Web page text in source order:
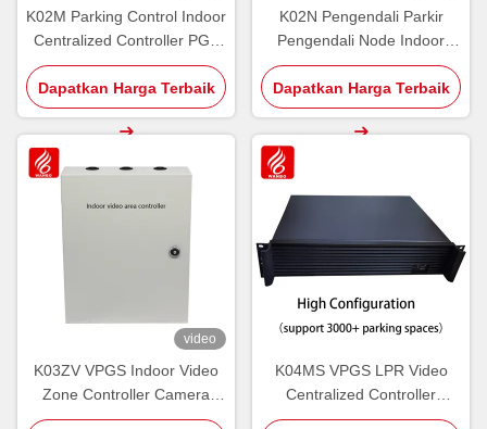
K02M Parking Control Indoor
Centralized Controller PGS
Core RS485 CAN Bus
Ultrasonik
Dapatkan Harga Terbaik
K02N Pengendali Parkir
Pengendali Node Indoor
PGS Panduan NCU
Ultrasonik Indoor
Dapatkan Harga Terbaik
video
K03ZV VPGS Indoor Video
Zone Controller Camera
LPR Lisensi diakui
K04MS VPGS LPR Video
Centralized Controller
Guidance Software